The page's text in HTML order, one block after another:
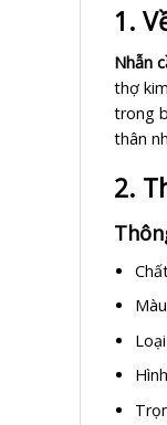
1.
Nhẫn
thợ
trong
thân
2.